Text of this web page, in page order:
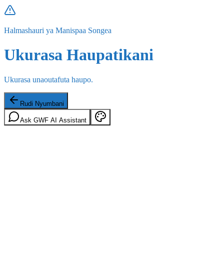
Halmashauri ya Manispaa Songea
Ukurasa Haupatikani
Ukurasa unaoutafuta haupo.
Rudi Nyumbani
Ask GWF AI Assistant